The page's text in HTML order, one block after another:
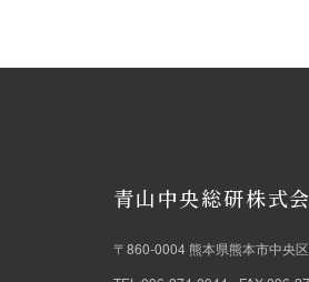
青山中央総研株式
〒860-0004熊本県熊本市中央